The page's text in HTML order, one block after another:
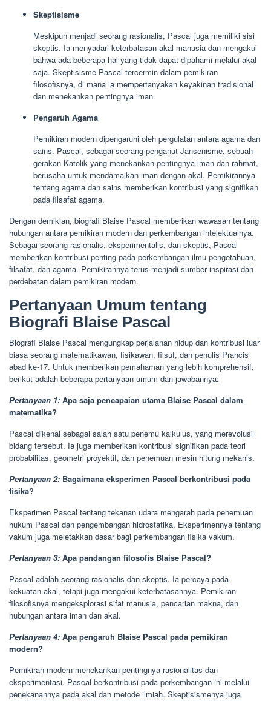
Skeptisisme
Meskipun menjadi seorang rasionalis, Pascal juga memiliki sisi
skeptis. Ia menyadari keterbatasan akal manusia dan mengakui
bahwa ada beberapa hal yang tidak dapat dipahami melalui akal
saja. Skeptisisme Pascal tercermin dalam pemikiran
filosofisnya, di mana ia mempertanyakan keyakinan tradisional
dan menekankan pentingnya iman.
Pengaruh Agama
Pemikiran modern dipengaruhi oleh pergulatan antara agama dan
sains. Pascal, sebagai seorang penganut Jansenisme, sebuah
gerakan Katolik yang menekankan pentingnya iman dan rahmat,
berusaha untuk mendamaikan iman dengan akal. Pemikirannya
tentang agama dan sains memberikan kontribusi yang signifikan
pada filsafat agama.
Dengan demikian, biografi Blaise Pascal memberikan wawasan tentang
hubungan antara pemikiran modern dan perkembangan intelektualnya.
Sebagai seorang rasionalis, eksperimentalis, dan skeptis, Pascal
memberikan kontribusi penting pada perkembangan ilmu pengetahuan,
filsafat, dan agama. Pemikirannya terus menjadi sumber inspirasi dan
perdebatan dalam pemikiran modern.
Pertanyaan Umum tentang
Biografi Blaise Pascal
Biografi Blaise Pascal mengungkap perjalanan hidup dan kontribusi luar
biasa seorang matematikawan, fisikawan, filsuf, dan penulis Prancis
abad ke-17. Untuk memberikan pemahaman yang lebih komprehensif,
berikut adalah beberapa pertanyaan umum dan jawabannya:
Pertanyaan 1: Apa saja pencapaian utama Blaise Pascal dalam
matematika?
Pascal dikenal sebagai salah satu penemu kalkulus, yang merevolusi
bidang tersebut. Ia juga memberikan kontribusi signifikan pada teori
probabilitas, geometri proyektif, dan penemuan mesin hitung mekanis.
Pertanyaan 2: Bagaimana eksperimen Pascal berkontribusi pada
fisika?
Eksperimen Pascal tentang tekanan udara mengarah pada penemuan
hukum Pascal dan pengembangan hidrostatika. Eksperimennya tentang
vakum juga meletakkan dasar bagi perkembangan fisika vakum.
Pertanyaan 3: Apa pandangan filosofis Blaise Pascal?
Pascal adalah seorang rasionalis dan skeptis. Ia percaya pada
kekuatan akal, tetapi juga mengakui keterbatasannya. Pemikiran
filosofisnya mengeksplorasi sifat manusia, pencarian makna, dan
hubungan antara iman dan akal.
Pertanyaan 4: Apa pengaruh Blaise Pascal pada pemikiran
modern?
Pemikiran modern menekankan pentingnya rasionalitas dan
eksperimentasi. Pascal berkontribusi pada perkembangan ini melalui
penekanannya pada akal dan metode ilmiah. Skeptisismenya juga